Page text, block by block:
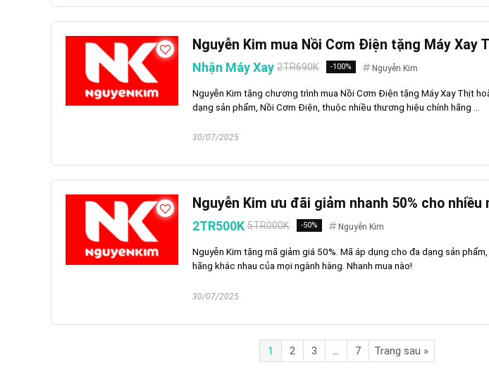
Nguyễn Kim mua Nồi Cơm Điện tặng Máy Xay
Nhận Máy Xay 2TR690K -100% Nguyễn Kim
Nguyễn Kim tặng chương trình mua Nồi Cơm Điện tặng Máy Xay Thịt
dạng sản phẩm, Nồi Cơm Điện, thuộc nhiều thương hiệu chính hãng ...
30/07/2025
Nguyễn Kim ưu đãi giảm nhanh 50% cho nhiều
2TR500K 5TR000K -50% Nguyễn Kim
Nguyễn Kim tặng mã giảm giá 50%. Mã áp dụng cho đa dạng sản
hãng khác nhau của mọi ngành hàng. Nhanh mua nào!
30/07/2025
1 2 3 … 7 Trang sau »